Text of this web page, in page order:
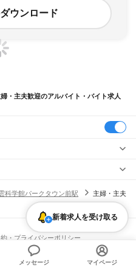
ウンロード
・主夫歓迎のアルバイト・バイト求人
江津市雲南市
玉造温泉駅来待駅宍道駅荘原駅 直江駅
久手駅大田市駅静間駅五十猛駅
黒松駅 浅利駅 江津駅 都野津駅
折居駅三保三隅駅
鎌手駅
・洗い場精肉・鮮魚加工
給食調理
販売員
バー（BAR）・バーテンダー
店長・マネージャー）
髪型・髪色自由
ネイルOK
フ 留学生・外国人活躍中
科学館パークタウン前駅
主婦・主夫
新着求人を受け取る
・プライバシーポリシー
メッセージ マイページ